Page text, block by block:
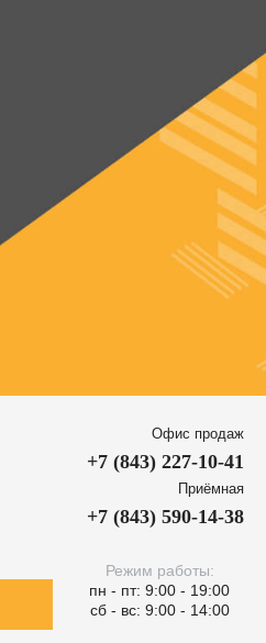
Офис продаж
+7 (843) 227-10-41
Приёмная
+7 (843) 590-14-38
Режим работы:
пн - пт: 9:00 - 19:00
сб - вс: 9:00 - 14:00